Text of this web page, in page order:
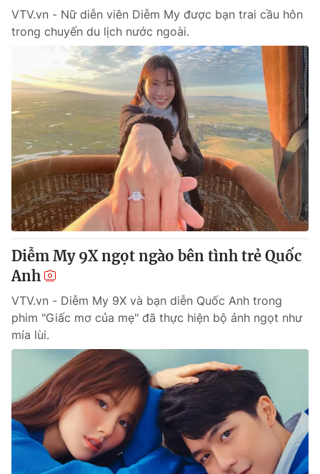
VTV.vn - Nữ diễn viên Diễm My được bạn trai cầu hôn
trong chuyến du lịch nước ngoài.
Diễm My 9X ngọt ngào bên tình trẻ Quốc
Anh
VTV.vn - Diễm My 9X và bạn diễn Quốc Anh trong
phim "Giấc mơ của mẹ" đã thực hiện bộ ảnh ngọt như
mía lùi.